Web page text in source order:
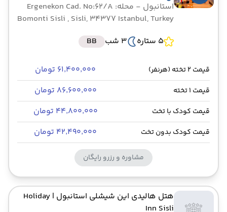
استانبول
- محله: Ergenekon Cad. No:62/A
Bomonti Sisli , Sisli, 34377 Istanbul, Turkey
5 ستاره
3 شب BB
قیمت 2 تخته (هرنفر) ۶۱٬۴۰۰٬۰۰۰ تومان
قیمت 1 تخته ۸۶٬۶۰۰٬۰۰۰ تومان
قیمت کودک با تخت ۴۴٬۸۰۰٬۰۰۰ تومان
قیمت کودک بدون تخت ۴۲٬۴۹۰٬۰۰۰ تومان
مشاوره و رزرو رایگان
هتل هالیدی این شیشلی استانبول | Holiday
Inn Sisli